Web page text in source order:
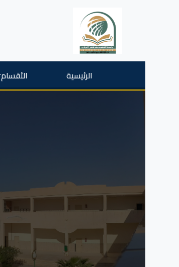
الرئيسية الأقسام